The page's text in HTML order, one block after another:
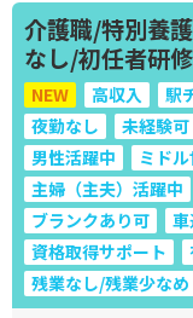
介護職/特別養
なし/初任者研
NEW 高収入 駅
夜勤なし
未経験可
男性活躍中
ミド
主婦（主夫）活躍中
ブランクあり可
資格取得サポート
残業なし/残業少なめ